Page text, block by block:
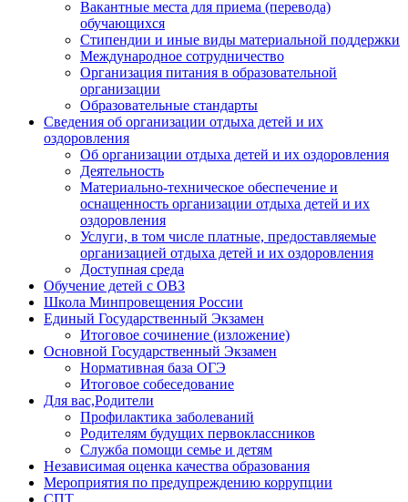
Вакантные места для приема (перевода)
обучающихся
Стипендии и иные виды материальной поддержки
Международное сотрудничество
Организация питания в образовательной
организации
Образовательные стандарты
Сведения об организации отдыха детей и их
оздоровления
Об организации отдыха детей и их оздоровления
Деятельность
Материально-техническое обеспечение и
оснащенность организации отдыха детей и их
оздоровления
Услуги, в том числе платные, предоставляемые
организацией отдыха детей и их оздоровления
Доступная среда
Обучение детей с ОВЗ
Школа Минпровещения России
Единый Государственный Экзамен
Итоговое сочинение (изложение)
Основной Государственный Экзамен
Нормативная база ОГЭ
Итоговое собеседование
Для вас,Родители
Профилактика заболеваний
Родителям будущих первоклассников
Служба помощи семье и детям
Независимая оценка качества образования
Мероприятия по предупреждению коррупции
СПТ